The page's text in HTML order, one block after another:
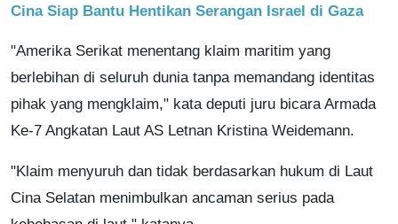
Cina Siap Bantu Hentikan Serangan Israel di Gaza
"Amerika Serikat menentang klaim maritim yang
berlebihan di seluruh dunia tanpa memandang identitas
pihak yang mengklaim," kata deputi juru bicara Armada
Ke-7 Angkatan Laut AS Letnan Kristina Weidemann.
"Klaim menyuruh dan tidak berdasarkan hukum di Laut
Cina Selatan menimbulkan ancaman serius pada